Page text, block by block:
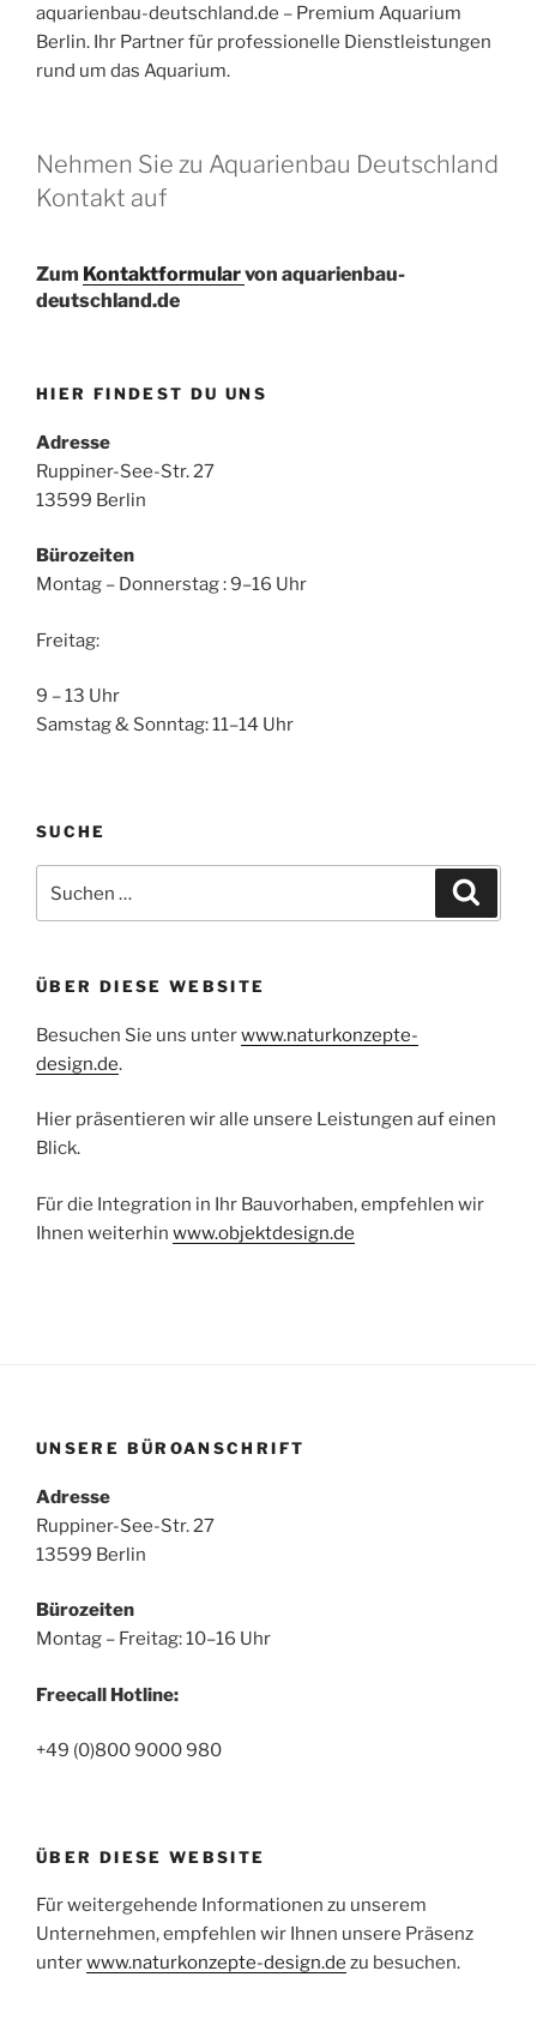
aquarienbau-deutschland.de – Premium Aquarium
Berlin. Ihr Partner für professionelle Dienstleistungen
rund um das Aquarium.
Nehmen Sie zu Aquarienbau Deutschland
Kontakt auf
Zum Kontaktformularvon aquarienbau-
deutschland.de
HIER FINDEST DU UNS
Adresse
Ruppiner-See-Str. 27
13599 Berlin
Bürozeiten
Montag – Donnerstag : 9–16 Uhr
Freitag:
9 – 13 Uhr
Samstag & Sonntag: 11–14 Uhr
SUCHE
nach:
ÜBER DIESE WEBSITE
Besuchen Sie uns unterwww.naturkonzepte-
design.de.
Hier präsentieren wir alle unsere Leistungen auf einen
Blick.
Für die Integration in Ihr Bauvorhaben, empfehlen wir
Ihnen weiterhin www.objektdesign.de
UNSERE BÜROANSCHRIFT
Adresse
Ruppiner-See-Str. 27
13599 Berlin
Bürozeiten
Montag – Freitag: 10–16 Uhr
Freecall Hotline:
+49 (0)800 9000 980
ÜBER DIESE WEBSITE
Für weitergehende Informationen zu unserem
Unternehmen, empfehlen wir Ihnen unsere Präsenz
unterwww.naturkonzepte-design.de zu besuchen.